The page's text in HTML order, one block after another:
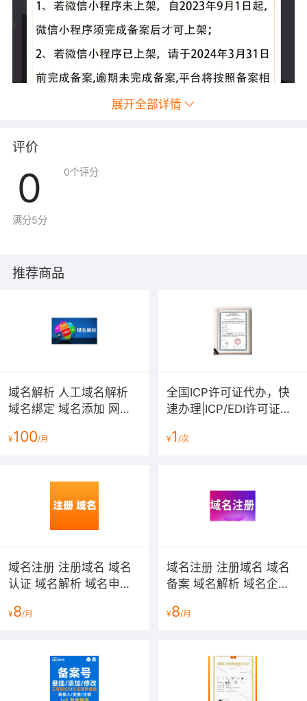
展开全部详情
评价
0
满分5分
0个评分
推荐商品
域名解析 人工域名解析
域名绑定 域名添加 网站
¥100/月
全国ICP许可证代办，快
速办理|ICP/EDI许可证办
性网站备案资质|增值电信
¥1 /次
域名注册 注册域名 域名
认证 域名解析 域名申请
站备案 icp备案 软著申报
¥8/月
域名注册 注册域名 域名
备案 域名解析 域名企业
文域名 中文域名注册
¥8/月